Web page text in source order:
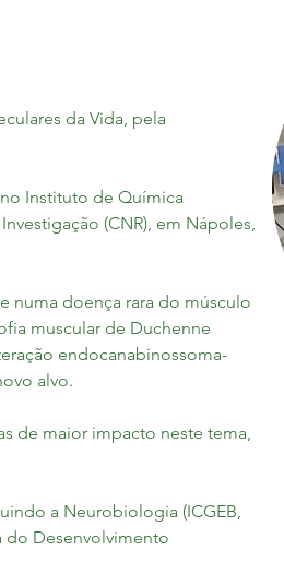
da Vida, pela
Instituto de Química
(CNR), em Nápoles,
numa doença rara do músculo
muscular de Duchenne
endocanabinossoma-
alvo.
de maior impacto neste tema,
a Neurobiologia (ICGEB,
do Desenvolvimento